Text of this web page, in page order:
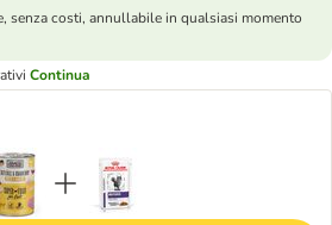
senza costi, annullabile in qualsiasi momento
Continua